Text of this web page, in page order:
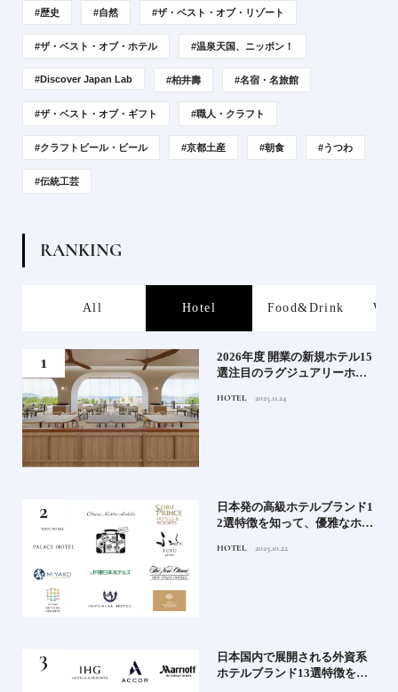
#歴史 #自然 #ザ・ベスト・オブ・リゾート
#ザ・ベスト・オブ・ホテル #温泉天国、ニッポン！
#Discover Japan Lab #柏井壽 #名宿・名旅館
#ザ・ベスト・オブ・ギフト #職人・クラフト
#クラフトビール・ビール #京都土産 #朝食 #うつわ
#伝統工芸
RANKING
All Hotel Food&Drink
2026年度 開業の新規ホテル15
選注目のラグジュアリーホテ
ィホテルまでご紹介【前編】
HOTEL 2025.11.24
日本発の高級ホテルブランド1
2選特徴を知って、優雅なホテ
ンド大解剖①
HOTEL 2025.10.22
日本国内で展開される外資系
ホテルブランド13選特徴を知